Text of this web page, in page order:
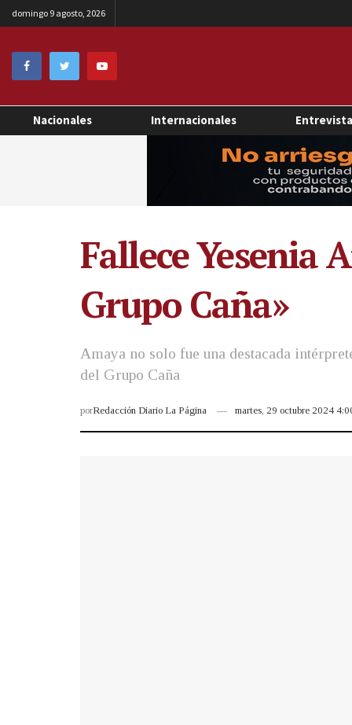
domingo 9 agosto, 2026
Nacionales Internacionales
Fallece Yesenia
Grupo Caña»
Amaya no solo fue una destacada
del Grupo Caña
porRedacción Diario La Página martes, 29 octubre 2024